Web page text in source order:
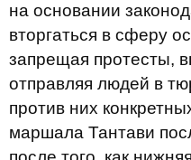
на основании
вторгаться в сферу
запрещая протесты,
отправляя людей в
против них
маршала Тантави